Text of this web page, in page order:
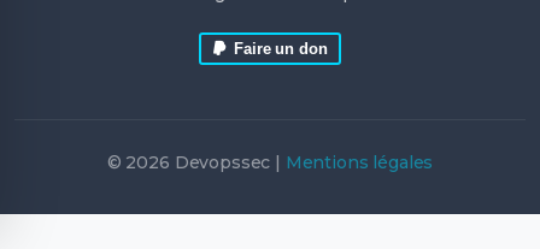
Faire un don
© 2026 Devopssec | Mentions légales